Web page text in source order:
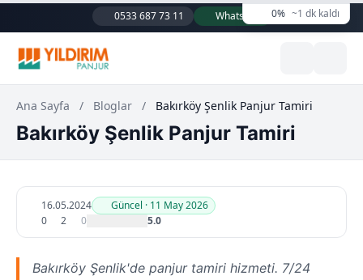
0533 687 73 11 WhatsApp 0% ~1 dk kaldı
Ana Sayfa / Bloglar / Bakırköy Şenlik Panjur Tamiri
Bakırköy Şenlik Panjur Tamiri
16.05.2024
Güncel · 11 May 2026
0
2 0 5.0
Bakırköy Şenlik'de panjur tamiri hizmeti. 7/24